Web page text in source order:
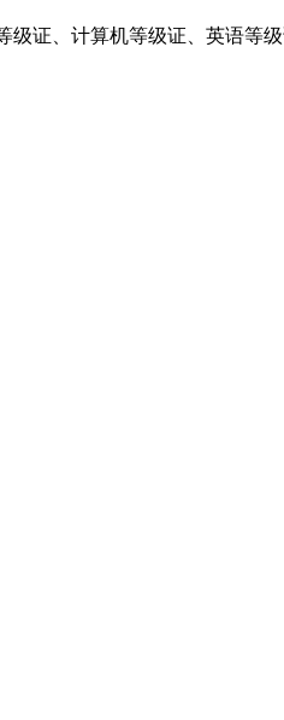
证、计算机等级证、英语等